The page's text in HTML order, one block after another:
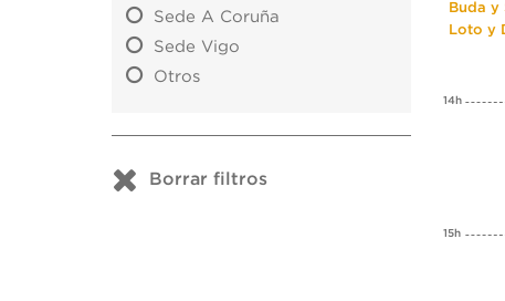
Sede A Coruña
Sede Vigo
Otros
Borrar filtros
Buda y
Loto y
14h
15h